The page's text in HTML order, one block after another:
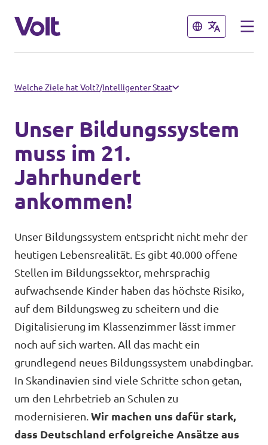
Schließen
Volt in Sachsen
Volt Leipzig
Volt Dresden
Volt Chemnitz
Volt Deutschland
Volt in deinem Bundesland
Volt Deutschland Merchandise Shop
Schließen
Über Volt
Menschen
Neuigkeiten
Unsere Events
Presse
Mache bei uns mit!
Volt vor Ort
Welche Ziele hat Volt?/Intelligenter Staat
Unser Bildungssystem
muss im 21.
Jahrhundert
ankommen!
Unser Bildungssystem entspricht nicht mehr der
heutigen Lebensrealität. Es gibt 40.000 offene
Stellen im Bildungssektor, mehrsprachig
aufwachsende Kinder haben das höchste Risiko,
auf dem Bildungsweg zu scheitern und die
Digitalisierung im Klassenzimmer lässt immer
noch auf sich warten. All das macht ein
grundlegend neues Bildungssystem unabdingbar.
In Skandinavien sind viele Schritte schon getan,
um den Lehrbetrieb an Schulen zu
modernisieren. Wir machen uns dafür stark,
dass Deutschland erfolgreiche Ansätze aus